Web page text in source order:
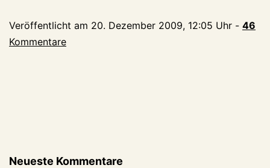
Veröffentlicht am 20. Dezember 2009, 12:05 Uhr - 46
Kommentare
Neueste Kommentare